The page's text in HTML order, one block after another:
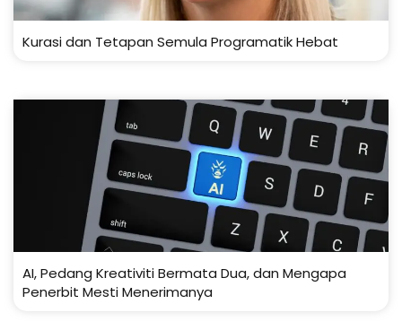
Kurasi dan Tetapan Semula Programatik Hebat
AI, Pedang Kreativiti Bermata Dua, dan Mengapa
Penerbit Mesti Menerimanya